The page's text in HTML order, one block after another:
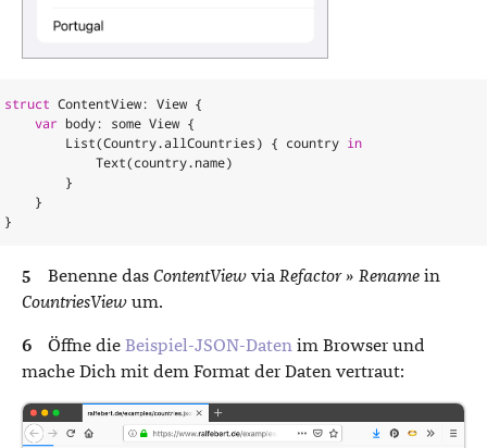
struct ContentView: View {
var body: some View {
List(Country.allCountries) { country in
Text(country.name)
}
}
}
Benenne das ContentView via Refactor » Rename in
CountriesView um.
Öffne die Beispiel-JSON-Daten im Browser und
mache Dich mit dem Format der Daten vertraut: